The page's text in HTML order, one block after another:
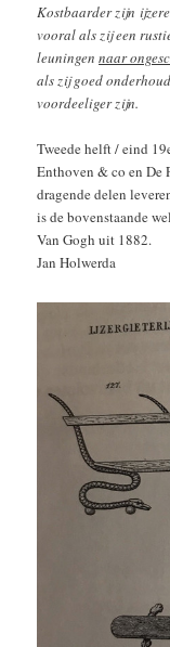
Kostbaarder zijn
vooral als zij een
leuningennaar
als zij goed
voordeeliger zijn.
Tweede helft / eind
Enthoven & co en De
dragende delen
is de bovenstaande
Van Gogh uit 1882.
Jan Holwerda